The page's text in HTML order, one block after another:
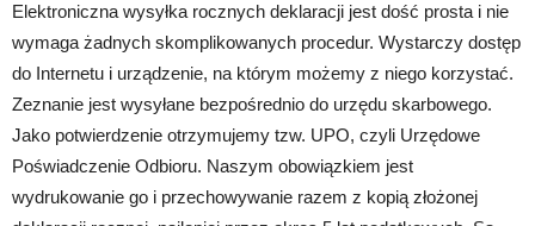
Elektroniczna wysyłka rocznych deklaracji jest dość prosta i nie
wymaga żadnych skomplikowanych procedur. Wystarczy dostęp
do Internetu i urządzenie, na którym możemy z niego korzystać.
Zeznanie jest wysyłane bezpośrednio do urzędu skarbowego.
Jako potwierdzenie otrzymujemy tzw. UPO, czyli Urzędowe
Poświadczenie Odbioru. Naszym obowiązkiem jest
wydrukowanie go i przechowywanie razem z kopią złożonej